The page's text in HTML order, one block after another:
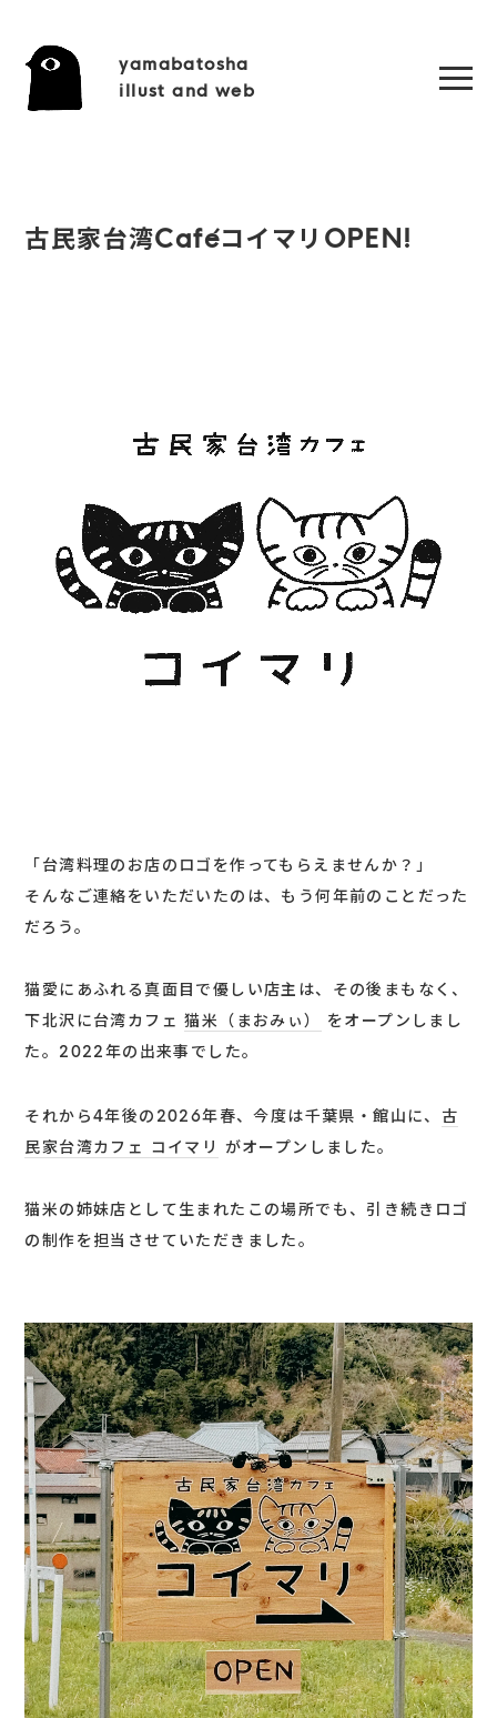
yamabatosha
illust and web
古民家台湾CaféコイマリOPEN!
「台湾料理のお店のロゴを作ってもらえませんか？」
そんなご連絡をいただいたのは、もう何年前のことだった
だろう。
猫愛にあふれる真面目で優しい店主は、その後まもなく、
下北沢に台湾カフェ猫米（まおみぃ）
をオープンしまし
た。2022年の出来事でした。
それから4年後の2026年春、今度は千葉県・館山に、 古
民家台湾カフェ コイマリ がオープンしました。
猫米の姉妹店として生まれたこの場所でも、引き続きロゴ
の制作を担当させていただきました。